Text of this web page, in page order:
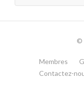
©
Membres
Contactez-